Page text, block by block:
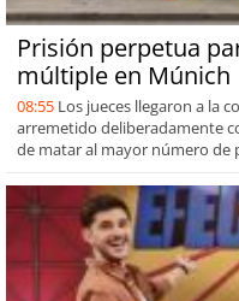
Prisión perpetua
múltiple en Múnich
08:55 Los jueces llegaron a la
arremetido deliberadamente
de matar al mayor número de